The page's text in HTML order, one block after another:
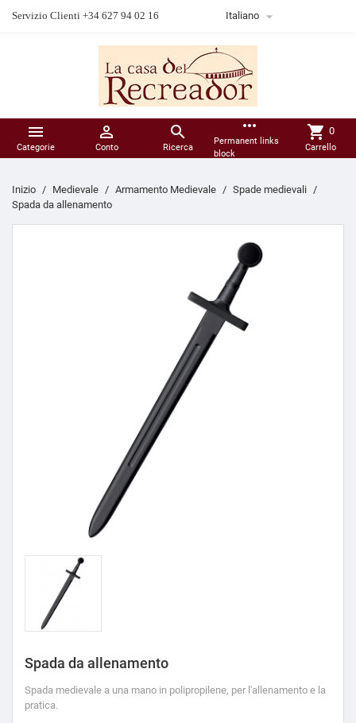
Servizio Clienti +34 627 94 02 16 Italiano 

Categorie

Conto

Ricerca
more_horiz
Permanent links
block
shopping_cart 0
Carrello
Inizio Medievale Armamento Medievale
Spade medievali
Spada da allenamento
Spada da allenamento
Spada medievale a una mano in polipropilene, per l'allenamento e la
pratica.